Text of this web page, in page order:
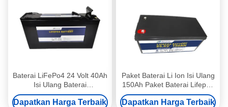
Baterai LiFePo4 24 Volt 40Ah
Isi Ulang Baterai
Penyimpanan Energi Li Ion
Dapatkan Harga Terbaik
Paket Baterai Li Ion Isi Ulang
150Ah Paket Baterai Lifepo4
25,6 V Tanpa Gangguan
Dapatkan Harga Terbaik